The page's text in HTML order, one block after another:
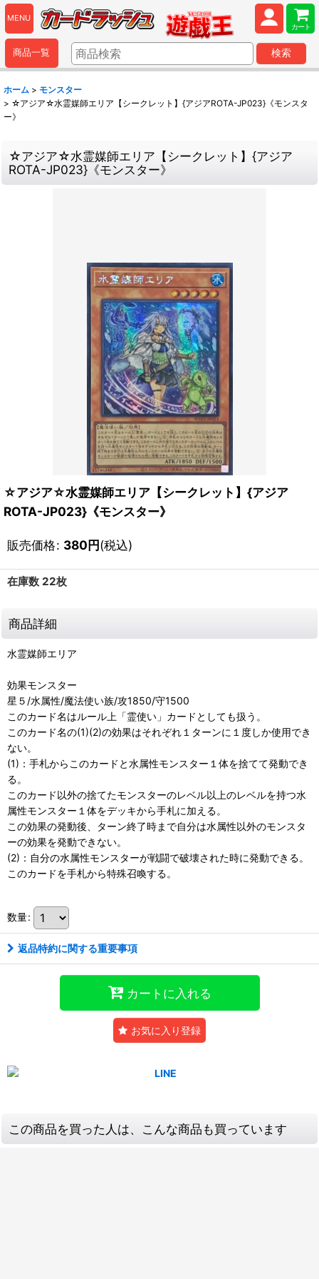
MENU
カート
商品一覧 検索
ホーム > モンスター
> ☆アジア☆水霊媒師エリア【シークレット】{アジアROTA-JP023}《モンスタ
ー》
☆アジア☆水霊媒師エリア【シークレット】{アジア
ROTA-JP023}《モンスター》
☆アジア☆水霊媒師エリア【シークレット】{アジア
ROTA-JP023}《モンスター》
販売価格: 380円(税込)
在庫数 22枚
商品詳細
水霊媒師エリア
効果モンスター
星５/水属性/魔法使い族/攻1850/守1500
このカード名はルール上「霊使い」カードとしても扱う。
このカード名の(1)(2)の効果はそれぞれ１ターンに１度しか使用でき
ない。
(1)：手札からこのカードと水属性モンスター１体を捨てて発動でき
る。
このカード以外の捨てたモンスターのレベル以上のレベルを持つ水
属性モンスター１体をデッキから手札に加える。
この効果の発動後、ターン終了時まで自分は水属性以外のモンスタ
ーの効果を発動できない。
(2)：自分の水属性モンスターが戦闘で破壊された時に発動できる。
このカードを手札から特殊召喚する。
数量:
返品特約に関する重要事項
カートに入れる
お気に入り登録
この商品を買った人は、こんな商品も買っています